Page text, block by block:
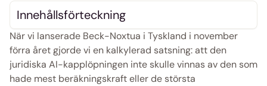
Support
Logga in
När vi lanserade Beck-Noxtua i Tyskland i november
förra året gjorde vi en kalkylerad satsning: att den
juridiska AI-kapplöpningen inte skulle vinnas av den som
hade mest beräkningskraft eller de största
Innehållsförteckning